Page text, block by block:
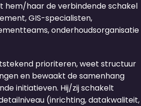
hem/haar de verbindende schakel
GIS-specialisten,
onderhoudsorganisatie
prioriteren, weet structuur
en bewaakt de samenhang
initiatieven. Hij/zij schakelt
(inrichting, datakwaliteit,